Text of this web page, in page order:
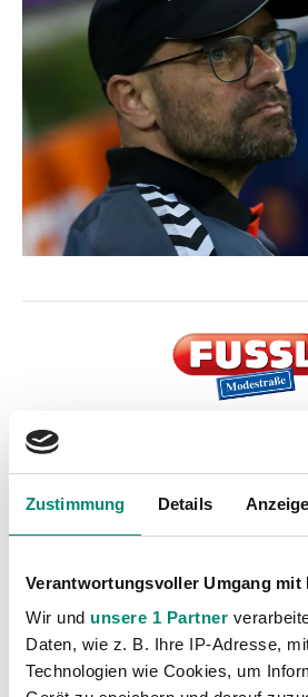
Zustimmung Details
Verantwortungsvoller Umgang mit
Wir und unsere 1 Partner
Daten, wie z. B. Ihre IP-Adresse,
Technologien wie Cookies, um
Kategorien
Damen
Junge Wikinger Ried
Nachwuchs